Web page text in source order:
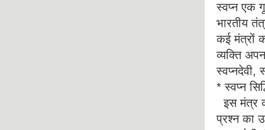
स्वप्न एक
भारतीय
कई मंत्रों
व्यक्ति
स्वप्नदेवी,
* स्वप्न
इस मंत्र
प्रश्न का